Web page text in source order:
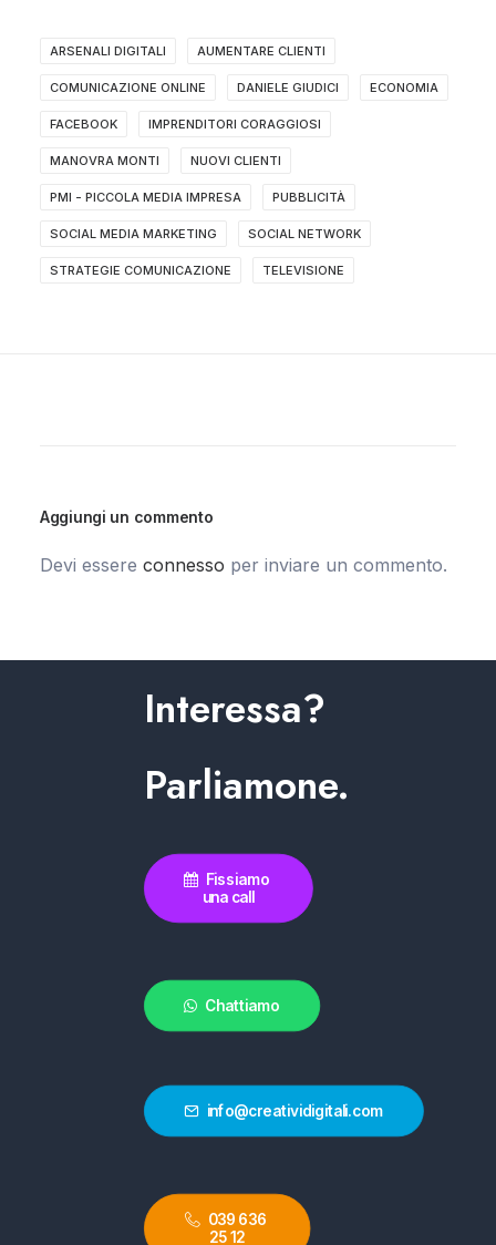
ARSENALI DIGITALI AUMENTARE CLIENTI
COMUNICAZIONE ONLINE DANIELE GIUDICI ECONOMIA
FACEBOOK IMPRENDITORI CORAGGIOSI
MANOVRA MONTI NUOVI CLIENTI
PMI - PICCOLA MEDIA IMPRESA PUBBLICITÀ
SOCIAL MEDIA MARKETING SOCIAL NETWORK
STRATEGIE COMUNICAZIONE TELEVISIONE
Aggiungi un commento
Devi essere connesso per inviare un commento.
Interessa?
Parliamone.
Fissiamo
una call
Chattiamo
info@creatividigitali.com
039 636
25 12